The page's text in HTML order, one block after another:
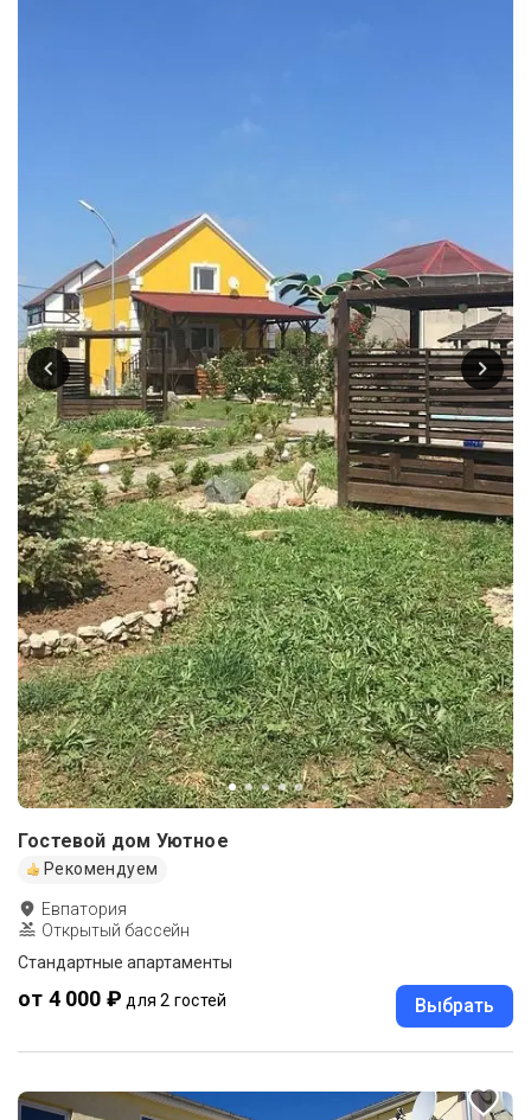
Гостевой дом Уютное
Рекомендуем
Евпатория
Открытый бассейн
Стандартные апартаменты
от 4 000 ₽ для 2 гостей Выбрать